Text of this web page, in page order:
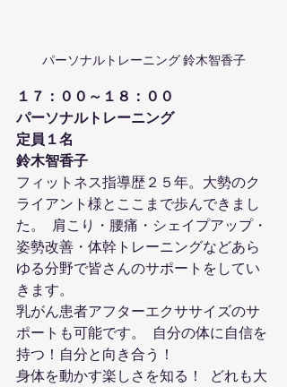
パーソナルトレーニング 鈴木智香子
１７：００～１８：００
パーソナルトレーニング
定員１名
鈴木智香子
フィットネス指導歴２５年。大勢のク
ライアント様とここまで歩んできまし
た。  肩こり・腰痛・シェイプアップ・
姿勢改善・体幹トレーニングなどあら
ゆる分野で皆さんのサポートをしてい
きます。
乳がん患者アフターエクササイズのサ
ポートも可能です。  自分の体に自信を
持つ！自分と向き合う！
身体を動かす楽しさを知る！  どれも大